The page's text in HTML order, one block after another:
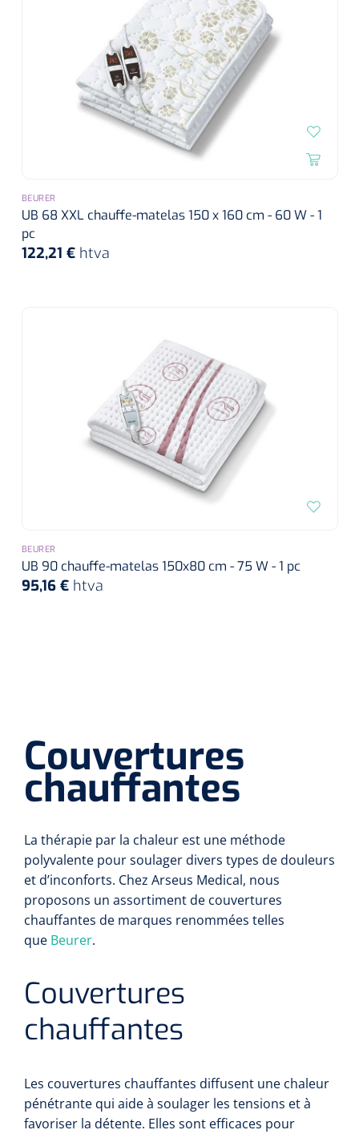
BEURER
UB 68 XXL chauffe-matelas 150 x 160 cm - 60 W - 1
pc
122,21 € htva
BEURER
UB 90 chauffe-matelas 150x80 cm - 75 W - 1 pc
95,16 € htva
Couvertures
chauffantes
La thérapie par la chaleur est une méthode
polyvalente pour soulager divers types de douleurs
et d’inconforts. Chez Arseus Medical, nous
proposons un assortiment de couvertures
chauffantes de marques renommées telles
que Beurer.
Couvertures
chauffantes
Les couvertures chauffantes diffusent une chaleur
pénétrante qui aide à soulager les tensions et à
favoriser la détente. Elles sont efficaces pour